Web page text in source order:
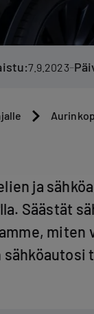
7.9.2023–
ja
Säästät
miten